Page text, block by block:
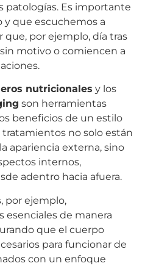
patologías. Es importante
que escuchemos a
por ejemplo, día tras
motivo o comiencen a
nutricionales y los
son herramientas
beneficios de un estilo
tratamientos no solo están
apariencia externa, sino
internos,
adentro hacia afuera.
por ejemplo,
de manera
que el cuerpo
para funcionar de
con un enfoque